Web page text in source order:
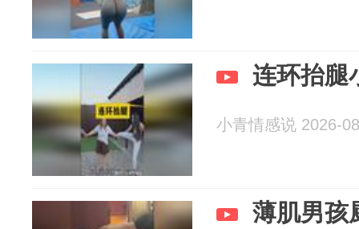
连环抬腿
小青情感说 2026-
薄肌男孩